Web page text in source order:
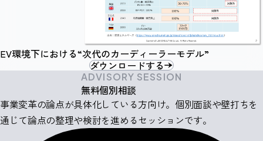
EV環境下における“次代のカーディーラーモデル”
ダウンロードする
ADVISORY SESSION
無料個別相談
事業変革の論点が具体化している方向け。個別面談や壁打ちを
通じて論点の整理や検討を進めるセッションです。